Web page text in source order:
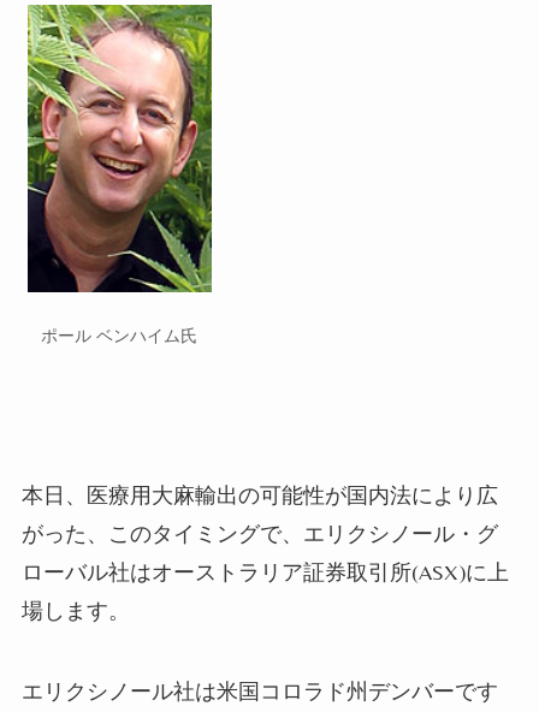
ポール ベンハイム氏
本日、医療用大麻輸出の可能性が国内法により広
がった、このタイミングで、エリクシノール・グ
ローバル社はオーストラリア証券取引所(ASX)に上
場します。
エリクシノール社は米国コロラド州デンバーです